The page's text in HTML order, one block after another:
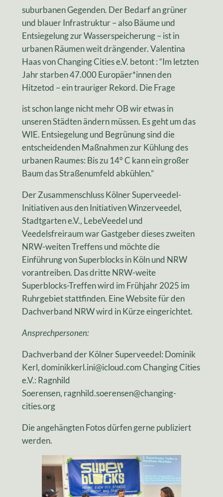
suburbanen Gegenden. Der Bedarf an grüner
und blauer Infrastruktur – also Bäume und
Entsiegelung zur Wasserspeicherung – ist in
urbanen Räumen weit drängender. Valentina
Haas von Changing Cities e.V. betont : “Im letzten
Jahr starben 47.000 Europäer*innen den
Hitzetod – ein trauriger Rekord. Die Frage
ist schon lange nicht mehr OB wir etwas in
unseren Städten ändern müssen. Es geht um das
WIE. Entsiegelung und Begrünung sind die
entscheidenden Maßnahmen zur Kühlung des
urbanen Raumes: Bis zu 14° C kann ein großer
Baum das Straßenumfeld abkühlen.”
Der Zusammenschluss Kölner Superveedel-
Initiativen aus den Initiativen Winzerveedel,
Stadtgarten e.V., LebeVeedel und
Veedelsfreiraum war Gastgeber dieses zweiten
NRW-weiten Treffens und möchte die
Einführung von Superblocks in Köln und NRW
vorantreiben. Das dritte NRW-weite
Superblocks-Treffen wird im Frühjahr 2025 im
Ruhrgebiet stattfinden. Eine Website für den
Dachverband NRW wird in Kürze eingerichtet.
Ansprechpersonen:
Dachverband der Kölner Superveedel: Dominik
Kerl, dominikkerl.ini@icloud.com Changing Cities
e.V.: Ragnhild
Soerensen, ragnhild.soerensen@changing-
cities.org
Die angehängten Fotos dürfen gerne publiziert
werden.